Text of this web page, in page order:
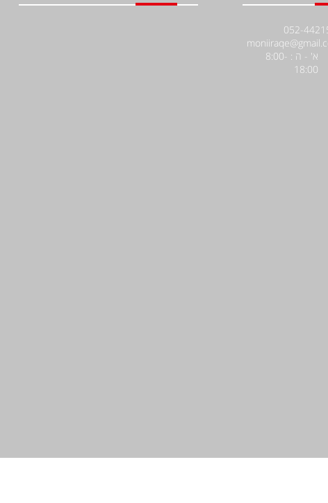
א' - ה : 8:00-
18:00